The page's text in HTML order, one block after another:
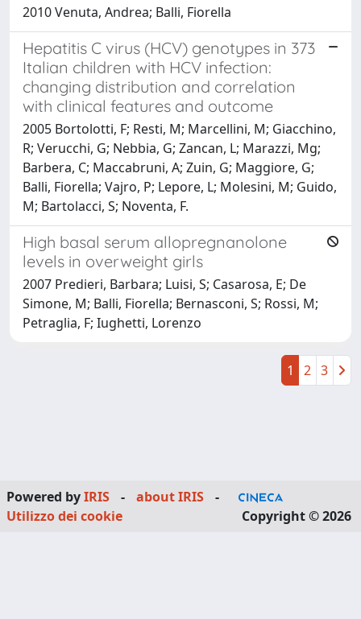
2010 Venuta, Andrea; Balli, Fiorella
Hepatitis C virus (HCV) genotypes in 373
Italian children with HCV infection:
changing distribution and correlation
with clinical features and outcome
2005 Bortolotti, F; Resti, M; Marcellini, M; Giacchino,
R; Verucchi, G; Nebbia, G; Zancan, L; Marazzi, Mg;
Barbera, C; Maccabruni, A; Zuin, G; Maggiore, G;
Balli, Fiorella; Vajro, P; Lepore, L; Molesini, M; Guido,
M; Bartolacci, S; Noventa, F.
High basal serum allopregnanolone
levels in overweight girls
2007 Predieri, Barbara; Luisi, S; Casarosa, E; De
Simone, M; Balli, Fiorella; Bernasconi, S; Rossi, M;
Petraglia, F; Iughetti, Lorenzo
1 2 3
Powered byIRIS - about IRIS
-
Utilizzo dei cookie
Copyright © 2026